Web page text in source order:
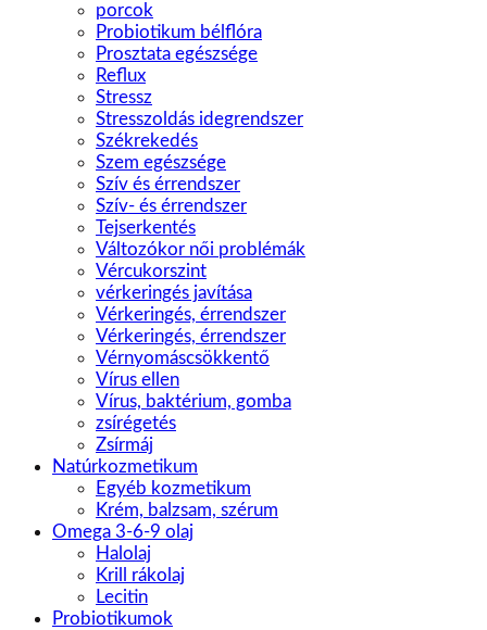
porcok
Probiotikum bélflóra
Prosztata egészsége
Reflux
Stressz
Stresszoldás idegrendszer
Székrekedés
Szem egészsége
Szív és érrendszer
Szív- és érrendszer
Tejserkentés
Változókor női problémák
Vércukorszint
vérkeringés javítása
Vérkeringés, érrendszer
Vérkeringés, érrendszer
Vérnyomáscsökkentő
Vírus ellen
Vírus, baktérium, gomba
zsírégetés
Zsírmáj
Natúrkozmetikum
Egyéb kozmetikum
Krém, balzsam, szérum
Omega 3-6-9 olaj
Halolaj
Krill rákolaj
Lecitin
Probiotikumok